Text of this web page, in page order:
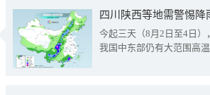
今起三天（8月2日至4日
我国中东部仍有大范围高